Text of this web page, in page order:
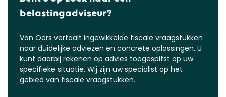
belastingadviseur?
Van Oers vertaalt ingewikkelde fiscale vraagstukken
naar duidelijke adviezen en concrete oplossingen. U
kunt daarbij rekenen op advies toegespitst op uw
specifieke situatie. Wij zijn uw specialist op het
gebied van fiscale vraagstukken.